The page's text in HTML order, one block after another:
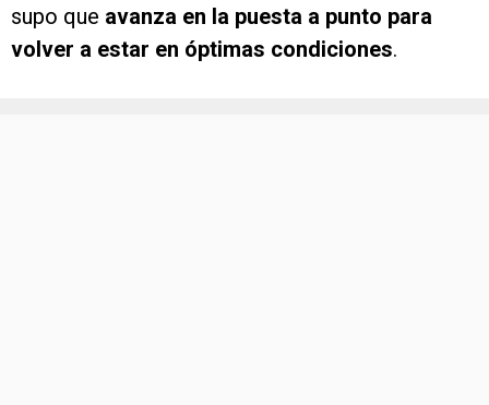
supo que avanza en la puesta a punto para
volver a estar en óptimas condiciones.